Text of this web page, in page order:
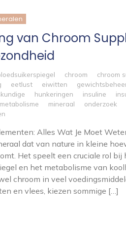
van Chroom
chroom chroom
eetlust eiwitten
hunkeringen insuline
metabolisme mineraal onderzoek
Alles Wat Je Moet
dat van nature in kleine
Het speelt een cruciale rol bij
en het metabolisme van
chroom in veel
en vlees, kiezen sommige […]